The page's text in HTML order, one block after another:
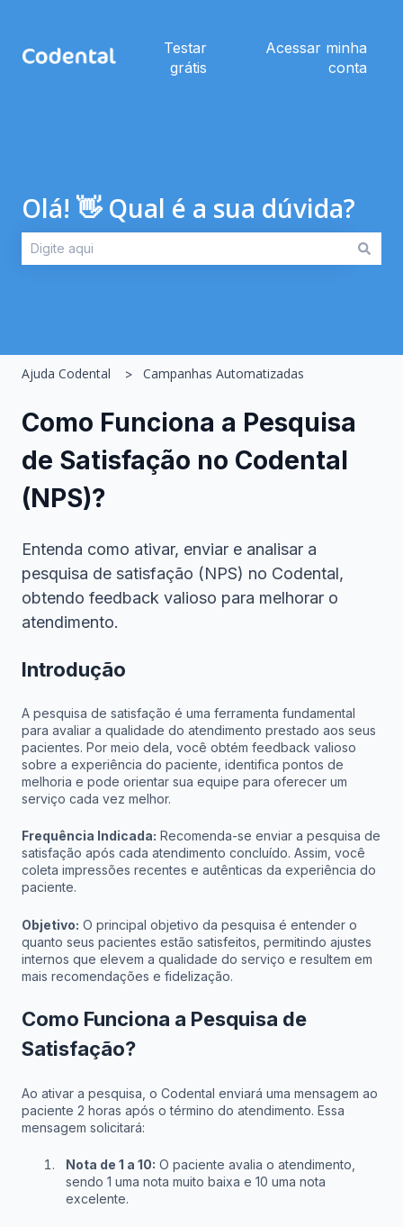
Testar
grátis
Acessar minha
conta
Olá! 👋 Qual é a sua dúvida?
Ajuda Codental Campanhas Automatizadas
Como Funciona a Pesquisa
de Satisfação no Codental
(NPS)?
Entenda como ativar, enviar e analisar a
pesquisa de satisfação (NPS) no Codental,
obtendo feedback valioso para melhorar o
atendimento.
Introdução
A pesquisa de satisfação é uma ferramenta fundamental
para avaliar a qualidade do atendimento prestado aos seus
pacientes. Por meio dela, você obtém feedback valioso
sobre a experiência do paciente, identifica pontos de
melhoria e pode orientar sua equipe para oferecer um
serviço cada vez melhor.
Frequência Indicada: Recomenda-se enviar a pesquisa de
satisfação após cada atendimento concluído. Assim, você
coleta impressões recentes e autênticas da experiência do
paciente.
Objetivo: O principal objetivo da pesquisa é entender o
quanto seus pacientes estão satisfeitos, permitindo ajustes
internos que elevem a qualidade do serviço e resultem em
mais recomendações e fidelização.
Como Funciona a Pesquisa de
Satisfação?
Ao ativar a pesquisa, o Codental enviará uma mensagem ao
paciente 2 horas após o término do atendimento. Essa
mensagem solicitará:
Nota de 1 a 10: O paciente avalia o atendimento,
sendo 1 uma nota muito baixa e 10 uma nota
excelente.